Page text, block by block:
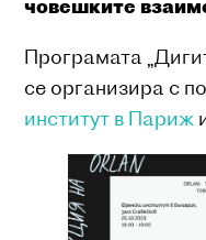
човешките
Програмата
се организира с
институт в Париж